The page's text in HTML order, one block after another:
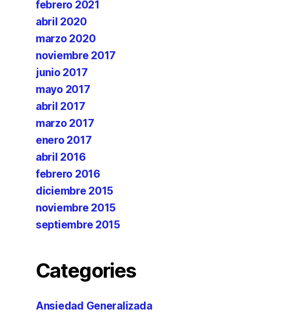
febrero 2021
abril 2020
marzo 2020
noviembre 2017
junio 2017
mayo 2017
abril 2017
marzo 2017
enero 2017
abril 2016
febrero 2016
diciembre 2015
noviembre 2015
septiembre 2015
Categories
Ansiedad Generalizada